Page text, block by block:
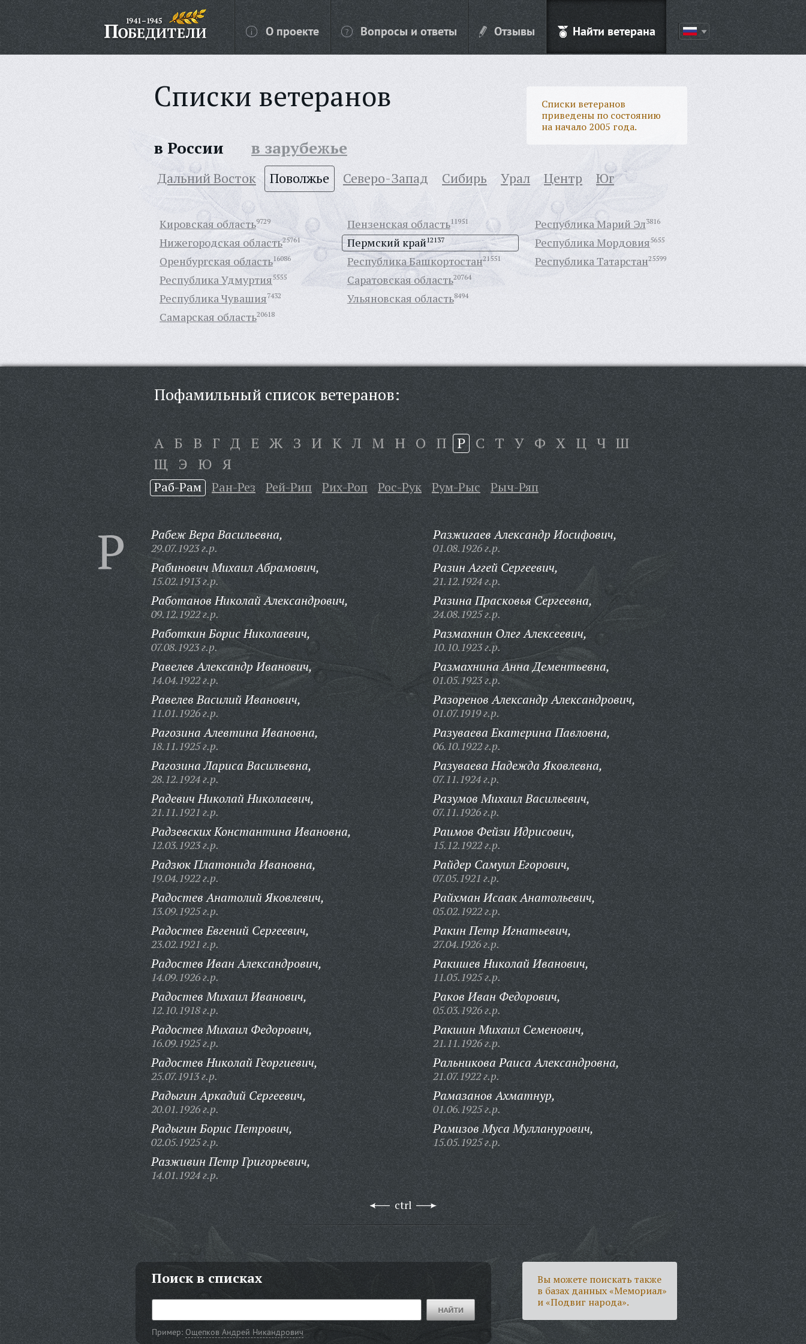
О проекте Вопросы и ответы Отзывы Найти ветерана
Списки ветеранов
Списки ветеранов
приведены по состоянию
на начало 2005 года.
в России в зарубежье
Дальний Восток Поволжье Северо-Запад Сибирь Урал Центр Юг
Кировская область9729
Нижегородская область25761
Оренбургская область16086
Пензенская область11951
Пермский край12137
Республика Башкортостан21551
Республика Марий Эл3816
Республика Мордовия5655
Республика Татарстан25599
Республика Удмуртия5555
Республика Чувашия7432
Самарская область20618
Саратовская область20764
Ульяновская область8494
Пофамильный список ветеранов:
А Б В Г Д Е Ж З И К Л М Н О П Р С Т У Ф Х Ц Ч Ш
Щ Э Ю Я
Раб-Рам Ран-Рез Рей-Рип Рих-Роп Рос-Рук Рум-Рыс Рыч-Ряп
Р Рабеж Вера Васильевна,
29.07.1923 г.р.
Рабинович Михаил Абрамович,
15.02.1913 г.р.
Работанов Николай Александрович,
09.12.1922 г.р.
Работкин Борис Николаевич,
07.08.1923 г.р.
Равелев Александр Иванович,
14.04.1922 г.р.
Равелев Василий Иванович,
11.01.1926 г.р.
Рагозина Алевтина Ивановна,
18.11.1925 г.р.
Рагозина Лариса Васильевна,
28.12.1924 г.р.
Радевич Николай Николаевич,
21.11.1921 г.р.
Радзевских Константина Ивановна,
12.03.1923 г.р.
Радзюк Платонида Ивановна,
19.04.1922 г.р.
Радостев Анатолий Яковлевич,
13.09.1925 г.р.
Радостев Евгений Сергеевич,
23.02.1921 г.р.
Радостев Иван Александрович,
14.09.1926 г.р.
Радостев Михаил Иванович,
12.10.1918 г.р.
Радостев Михаил Федорович,
16.09.1925 г.р.
Радостев Николай Георгиевич,
25.07.1913 г.р.
Радыгин Аркадий Сергеевич,
20.01.1926 г.р.
Радыгин Борис Петрович,
02.05.1925 г.р.
Разживин Петр Григорьевич,
14.01.1924 г.р.
Разжигаев Александр Иосифович,
01.08.1926 г.р.
Разин Аггей Сергеевич,
21.12.1924 г.р.
Разина Прасковья Сергеевна,
24.08.1925 г.р.
Размахнин Олег Алексеевич,
10.10.1923 г.р.
Размахнина Анна Дементьевна,
01.05.1923 г.р.
Разоренов Александр Александрович,
01.07.1919 г.р.
Разуваева Екатерина Павловна,
06.10.1922 г.р.
Разуваева Надежда Яковлевна,
07.11.1924 г.р.
Разумов Михаил Васильевич,
07.11.1926 г.р.
Раимов Фейзи Идрисович,
15.12.1922 г.р.
Райдер Самуил Егорович,
07.05.1921 г.р.
Райхман Исаак Анатольевич,
05.02.1922 г.р.
Ракин Петр Игнатьевич,
27.04.1926 г.р.
Ракишев Николай Иванович,
11.05.1925 г.р.
Раков Иван Федорович,
05.03.1926 г.р.
Ракшин Михаил Семенович,
21.11.1926 г.р.
Ральникова Раиса Александровна,
21.07.1922 г.р.
Рамазанов Ахматнур,
01.06.1925 г.р.
Рамизов Муса Мулланурович,
15.05.1925 г.р.
ctrl
Поиск в списках
Пример: Ощепков Андрей Никандрович
Вы можете поискать также
в базах данных «Мемориал»
и «Подвиг народа».